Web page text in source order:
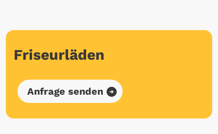
Friseurläden
Anfrage senden